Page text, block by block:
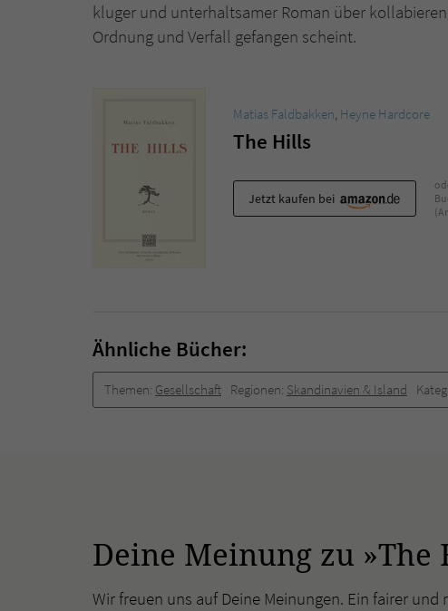
kluger und unterhaltsamer Roman über
Ordnung und Verfall gefangen scheint.
Matias Faldbakken, Heyne Hardcore
The Hills
Jetzt kaufen bei
Ähnliche Bücher:
Themen: Gesellschaft Regionen: Skandinavien & Island
Deine Meinung zu »The
Wir freuen uns auf Deine Meinungen. Ein fairer